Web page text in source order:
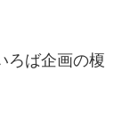
ろば企画の榎